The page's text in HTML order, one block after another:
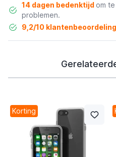
14 dagen bedenktijd om
problemen.
9,2/10 klantenbeoordeling
Korting